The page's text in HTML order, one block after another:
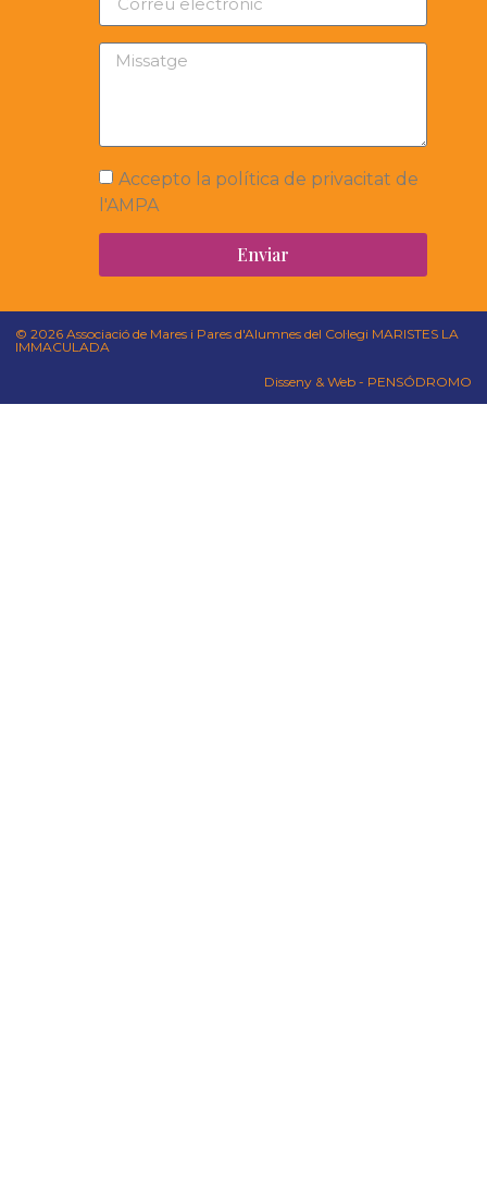
Accepto la política de privacitat de
l'AMPA
Enviar
© 2026 Associació de Mares i Pares d'Alumnes del Col·legi MARISTES LA
IMMACULADA
Disseny & Web - PENSÓDROMO